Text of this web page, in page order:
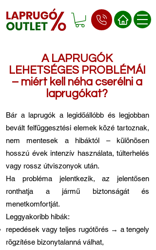
A LAPRUGÓK
LEHETSÉGES PROBLÉMÁI
– miért kell néha cserélni a
laprugókat?
Bár a laprugók a legidőállóbb és legjobban
bevált felfüggesztési elemek közé tartoznak,
nem mentesek a hibáktól – különösen
hosszú évek intenzív használata, túlterhelés
vagy rossz útviszonyok után.
Ha probléma jelentkezik, az jelentősen
ronthatja a jármű biztonságát és
menetkomfortját.
Leggyakoribb hibák:
repedések vagy teljes rugótörés → a tengely
rögzítése bizonytalanná válhat,